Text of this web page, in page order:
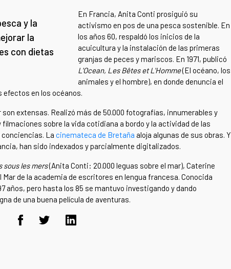
y la
la
con dietas
En Francia, Anita Conti prosiguió su
activismo en pos de una pesca sostenible. En
los años 60, respaldó los inicios de la
acuicultura y la instalación de las primeras
granjas de peces y mariscos. En 1971, publicó
L'Ocean, Les Bêtes et L'Homme(El océano, los
animales y el hombre), en donde denuncia el
efectos en los océanos.
extensas. Realizó más de 50.000 fotografías, innumerables y
sobre la vida cotidiana a bordo y la actividad de las
La cinemateca de Bretaña aloja algunas de sus obras. Y
han sido indexados y parcialmente digitalizados.
sous les mers(Anita Conti: 20.000 leguas sobre el mar), Caterine
Mar de la academia de escritores en lengua francesa. Conocida
años, pero hasta los 85 se mantuvo investigando y dando
de una buena película de aventuras.